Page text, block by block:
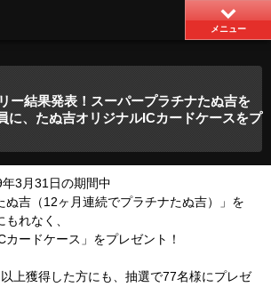
メニュー
ー結果発表！スーパープラチナたぬ吉を
に、たぬ吉オリジナルICカードケースをプ
3月31日の期間中
ぬ吉（12ヶ月連続でプラチナたぬ吉）」を
れなく、
カードケース」をプレゼント！
上獲得した方にも、抽選で77名様にプレゼ